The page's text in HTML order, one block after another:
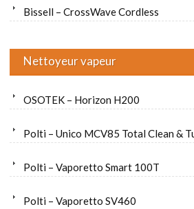
Bissell – CrossWave Cordless
Nettoyeur vapeur
OSOTEK – Horizon H200
Polti – Unico MCV85 Total Clean &
Polti – Vaporetto Smart 100T
Polti – Vaporetto SV460